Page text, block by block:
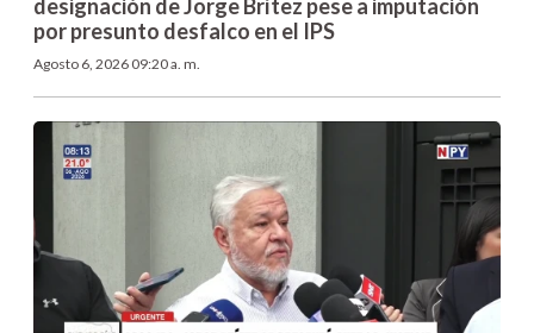
designación de Jorge Brítez pese a imputación
por presunto desfalco en el IPS
Agosto 6, 2026 09:20 a. m.